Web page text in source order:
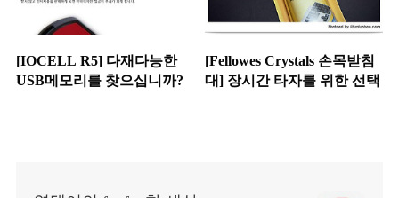
[IOCELL R5] 다재다능한
USB메모리를 찾으십니까?
[Fellowes Crystals 손목받침
대] 장시간 타자를 위한 선택